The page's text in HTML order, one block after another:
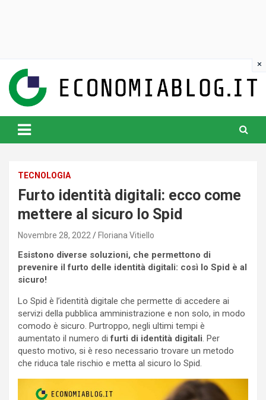
content
www.economiablog.it
TECNOLOGIA
Furto identità digitali: ecco come
mettere al sicuro lo Spid
Novembre 28, 2022 Floriana Vitiello
Esistono diverse soluzioni, che permettono di
prevenire il furto delle identità digitali: così lo Spid è al
sicuro!
Lo Spid è l’identità digitale che permette di accedere ai
servizi della pubblica amministrazione e non solo, in modo
comodo è sicuro. Purtroppo, negli ultimi tempi è
aumentato il numero difurti di identità digitali. Per
questo motivo, si è reso necessario trovare un metodo
che riduca tale rischio e metta al sicuro lo Spid.